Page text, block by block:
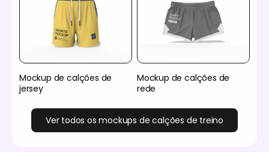
Mockup de calções de
jersey
Mockup de calções de
rede
Ver todos os mockups de calções de treino